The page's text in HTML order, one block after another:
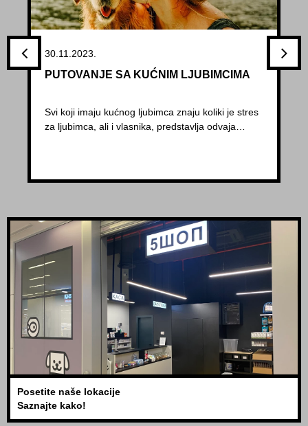
30.11.2023.
PUTOVANJE SA KUĆNIM LJUBIMCIMA
Svi koji imaju kućnog ljubimca znaju koliki je stres
za ljubimca, ali i vlasnika, predstavlja odvaja…
Posetite naše lokacije
Saznajte kako!